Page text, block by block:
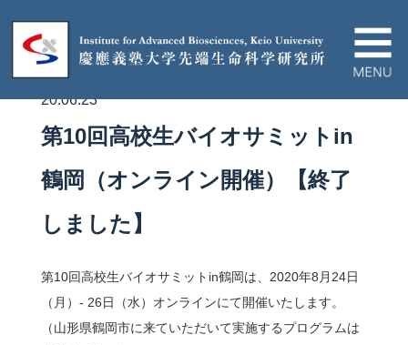
ニュース＆イベント
論文/ハイライト
20.06.23
第10回高校生バイオサミットin
鶴岡（オンライン開催）【終了
しました】
第10回高校生バイオサミットin鶴岡は、2020年8 月 24日
（月） - 26日（水）オンラインにて開催いたします。
（山形県鶴岡市に来ていただいて実施するプログラムは